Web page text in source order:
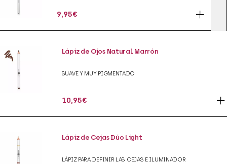
9,95€
Lápiz de Ojos Natural Marrón
SUAVE Y MUY PIGMENTADO
10,95€
Lápiz de Cejas Dúo Light
LÁPIZ PARA DEFINIR LAS CEJAS E ILUMINADOR